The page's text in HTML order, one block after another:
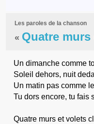
Les paroles de la chanson
« Quatre
Un dimanche comme
Soleil dehors, nuit
Un matin pas comme
Tu dors encore, tu fais
Quatre murs et volets